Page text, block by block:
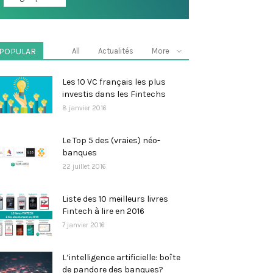
All Actualités More
Les 10 VC français les plus
investis dans les Fintechs
8 janvier 2016
Le Top 5 des (vraies) néo-
banques
22 juillet 2016
Liste des 10 meilleurs livres
Fintech à lire en 2016
7 janvier 2016
L’intelligence artificielle: boîte
de pandore des banques?